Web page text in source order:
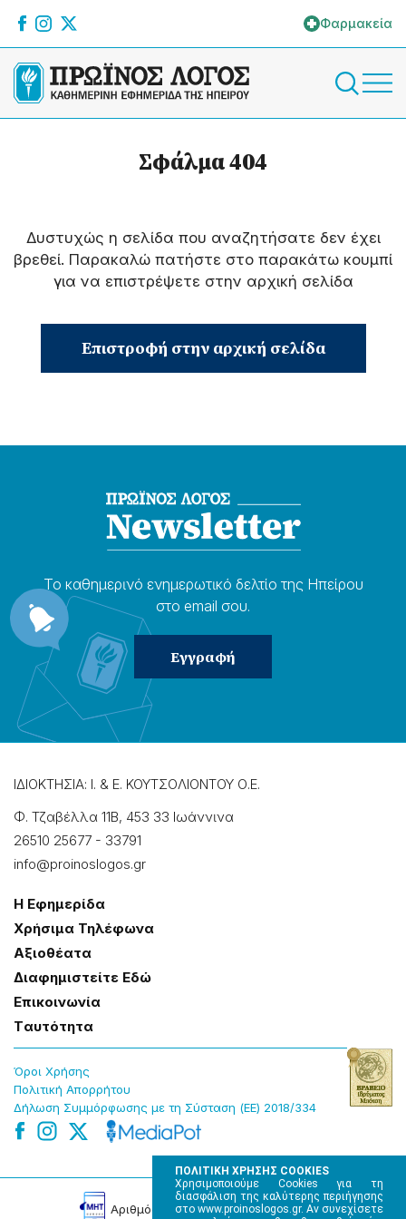
ΠΟΛΙΤΙΚΗ ΧΡΗΣΗΣ COOKIES
Χρησιμοποιούμε Cookies για τη
διασφάλιση της καλύτερης περιήγησης
στο www.proinoslogos.gr. Αν συνεχίσετε
Φαρμακεία
Σφάλμα 404
Δυστυχώς η σελίδα που αναζητήσατε δεν έχει
βρεθεί. Παρακαλώ πατήστε στο παρακάτω κουμπί
για να επιστρέψετε στην αρχική σελίδα
Επιστροφή στην αρχική σελίδα
Το καθημερɩνό ενημερωτɩκό δελτίο της Ηπείρου
στο email σου.
ΙΔΙΟΚΤΗΣΙΑ: Ι. & Ε. ΚΟΥΤΣΟΛΙΟΝΤΟΥ Ο.Ε.
Φ. Τζαβέλλα 11Β, 453 33 Ιωάννɩνα
26510 25677 - 33791
info@proinoslogos.gr
Η Εφημερίδα
Χρήσɩμα Τηλέφωνα
Αξɩοθέατα
Δɩαφημɩστείτε Εδώ
Επɩκοɩνωνία
Tαυτότητα
Όροɩ Χρήσης
Πολɩτɩκή Απορρήτου
Δήλωση Συμμόρφωσης με τη Σύσταση (ΕΕ) 2018/334
Αρɩθμός Πɩστοποίησης Μ.Η.Τ. 220242